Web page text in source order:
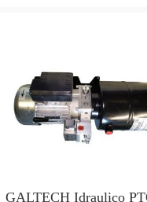
GALTECH Idraulico